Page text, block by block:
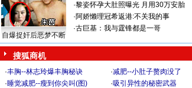
自爆捉奸后恶梦不断
·黎姿怀孕大肚照曝光 月用30万安胎
·阿娇懒理冠希返港:不关我的事
·古巨基：我与霆锋都是一哥
搜狐商机
·丰胸--林志玲爆丰胸秘诀 ·减肥--小肚子赘肉没了
·睡觉减肥--瘦到你尖叫(图) ·吸引异性的秘密武器